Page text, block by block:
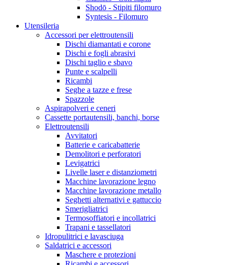
Shodō - Stipiti filomuro
Syntesis - Filomuro
Utensileria
Accessori per elettroutensili
Dischi diamantati e corone
Dischi e fogli abrasivi
Dischi taglio e sbavo
Punte e scalpelli
Ricambi
Seghe a tazze e frese
Spazzole
Aspirapolveri e ceneri
Cassette portautensili, banchi, borse
Elettroutensili
Avvitatori
Batterie e caricabatterie
Demolitori e perforatori
Levigatrici
Livelle laser e distanziometri
Macchine lavorazione legno
Macchine lavorazione metallo
Seghetti alternativi e gattuccio
Smerigliatrici
Termosoffiatori e incollatrici
Trapani e tassellatori
Idropulitrici e lavasciuga
Saldatrici e accessori
Maschere e protezioni